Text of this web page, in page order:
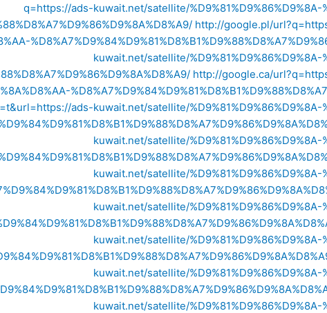
q=https://ads-kuwait.net/satellite/%D9%81%D9%86%D9%8A-
http://google.pl/
kuwait.net/satellite/%D9%81%D9%86%D9%8A-
http://google.ca/
ads-kuwait.net/satellite/%D9%81%D9%86%D9%8A-
kuwait.net/satellite/%D9%81%D9%86%D9%8A-
kuwait.net/satellite/%D9%81%D9%86%D9%8A-
kuwait.net/satellite/%D9%81%D9%86%D9%8A-
kuwait.net/satellite/%D9%81%D9%86%D9%8A-
kuwait.net/satellite/%D9%81%D9%86%D9%8A-
kuwait.net/satellite/%D9%81%D9%86%D9%8A-